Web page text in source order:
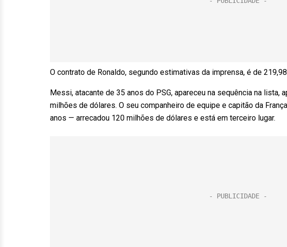
O contrato de Ronaldo, segundo estimativas da imprensa, é de
Messi, atacante de 35 anos do PSG, apareceu na sequência na lista,
milhões de dólares. O seu companheiro de equipe e capitão da
anos — arrecadou 120 milhões de dólares e está em terceiro lugar.